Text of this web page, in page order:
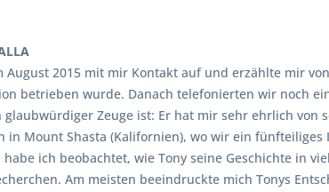
August 2015 mit mir Kontakt auf und erzählte mir
betrieben wurde. Danach telefonierten wir noch
Zeuge ist: Er hat mir sehr ehrlich
Mount Shasta (Kalifornien), wo wir ein
ich beobachtet, wie Tony seine Geschichte in
Am meisten beeindruckte mich Tonys